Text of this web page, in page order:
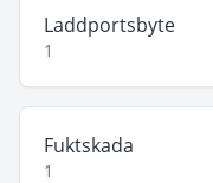
Laddportsbyte
1
Fuktskada
1